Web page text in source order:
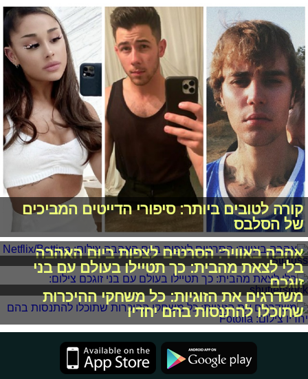
קורה לטובים ביותר: סיפורי הדייטים המביכים
של הסלבס
אהבה באוויר: הסרטים לצפות ביום האהבה
בלי לצאת מהבית: כך תטיילו בעולם עם בני
זוגכם
משדרגים את הזוגיות: כל משחקי ההיכרות
שתוכלו להתנסות בהם יחדיו